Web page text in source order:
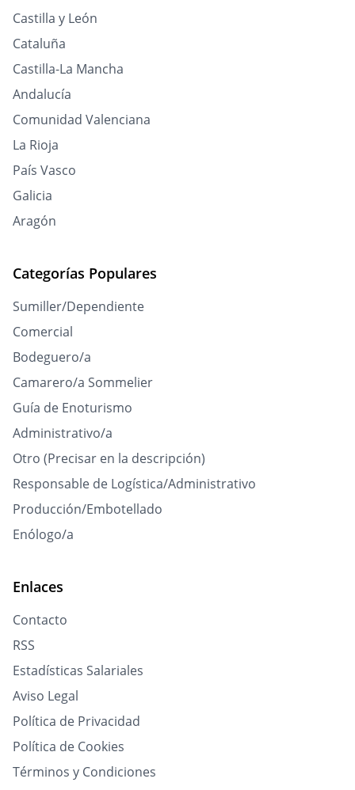
Castilla y León
Cataluña
Castilla-La Mancha
Andalucía
Comunidad Valenciana
La Rioja
País Vasco
Galicia
Aragón
Categorías Populares
Sumiller/Dependiente
Comercial
Bodeguero/a
Camarero/a Sommelier
Guía de Enoturismo
Administrativo/a
Otro (Precisar en la descripción)
Responsable de Logística/Administrativo
Producción/Embotellado
Enólogo/a
Enlaces
Contacto
RSS
Estadísticas Salariales
Aviso Legal
Política de Privacidad
Política de Cookies
Términos y Condiciones